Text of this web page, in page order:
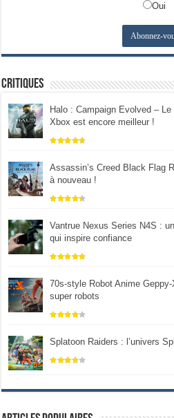
Oui
Critiques
Halo : Campaign Evolved –
Xbox est encore meilleur !
Assassin’s Creed Black Flag
à nouveau !
Vantrue Nexus Series N4S :
qui inspire confiance
70s-style Robot Anime
super robots
Splatoon Raiders : l’univers